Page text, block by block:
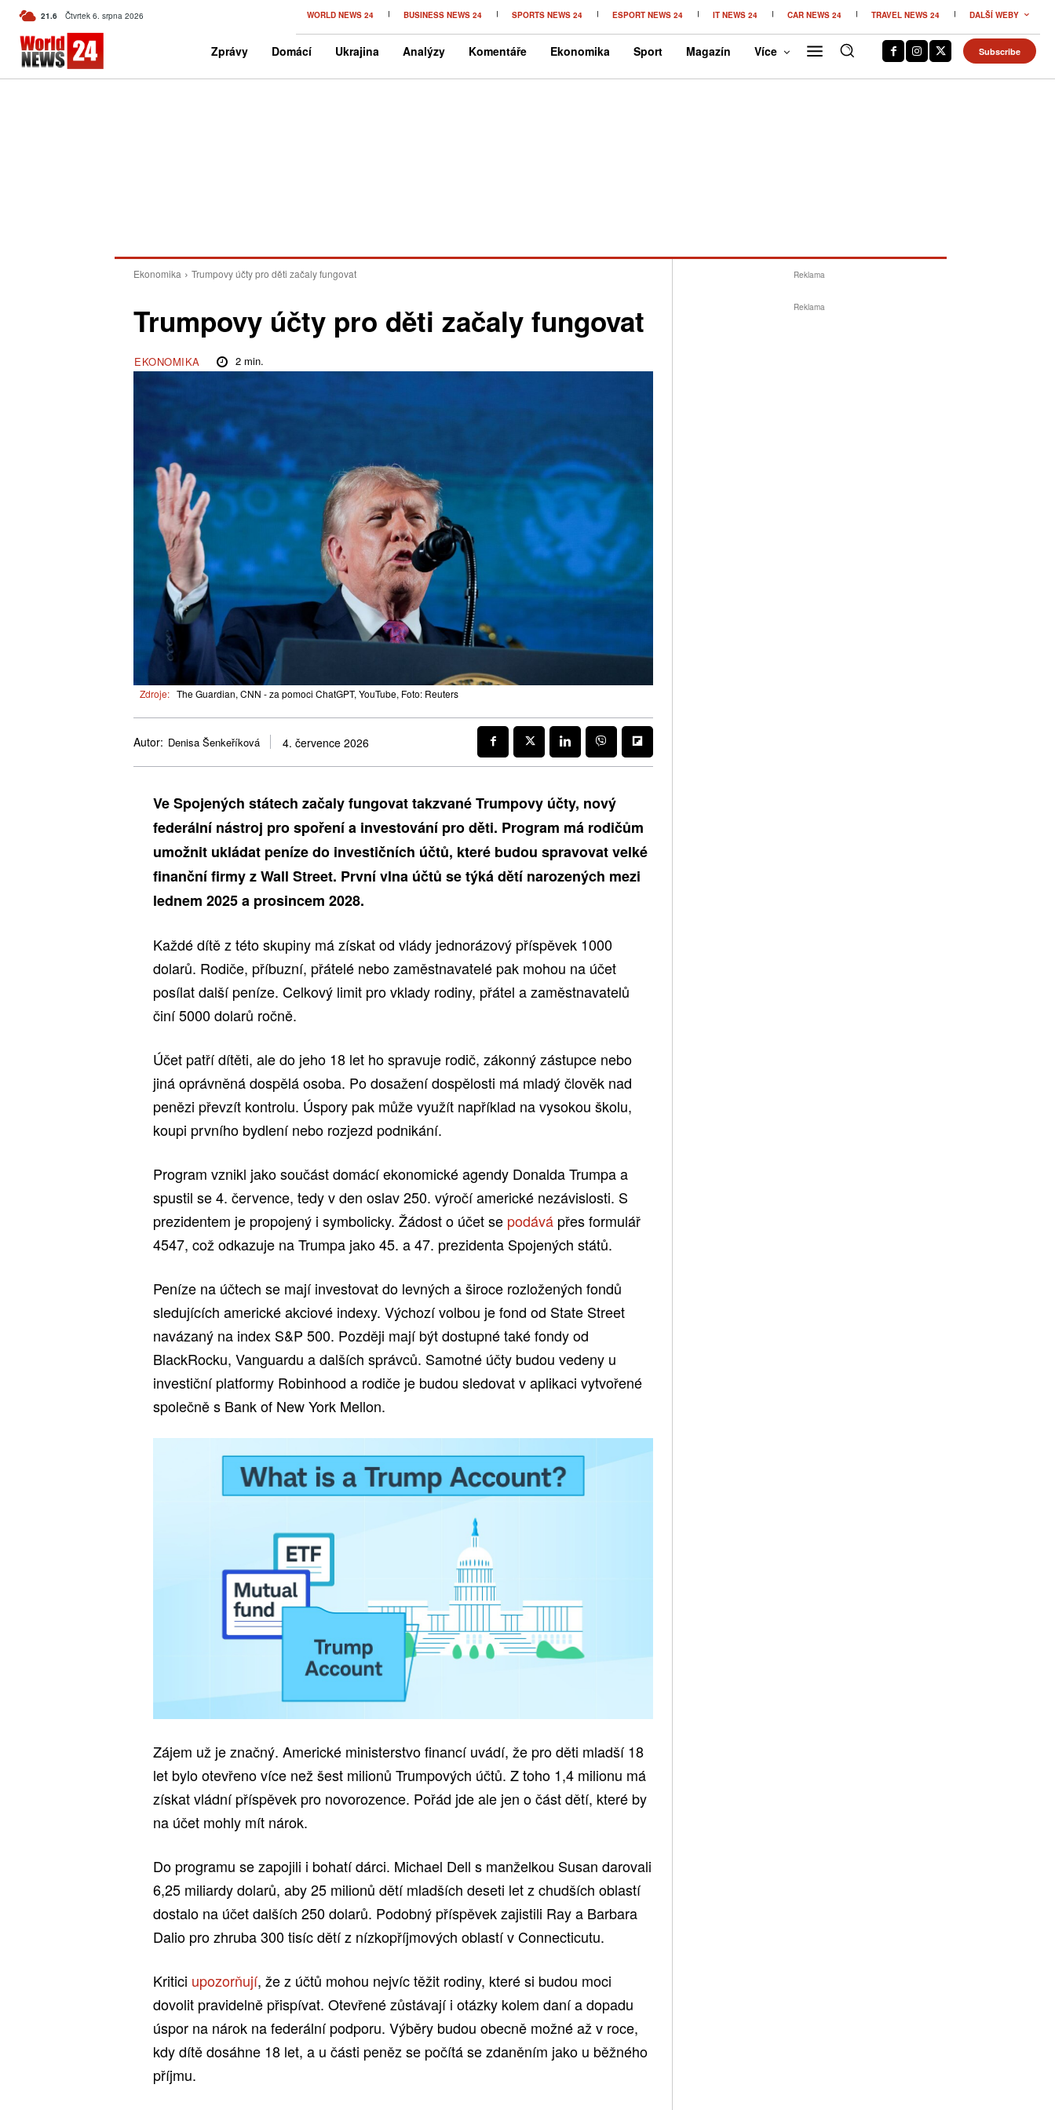
21.6 C Czech
Čtvrtek 6. srpna 2026 WORLD NEWS 24 BUSINESS NEWS 24 SPORTS NEWS 24 ESPORT NEWS 24 IT NEWS 24 CAR NEWS 24 TRAVEL NEWS 24 DALŠÍ WEBY
Zprávy Domácí Ukrajina Analýzy Komentáře Ekonomika Sport Magazín Více Subscribe
Ekonomika Trumpovy účty pro děti začaly fungovat
Trumpovy účty pro děti začaly fungovat
EKONOMIKA 2min.
Zdroje: The Guardian, CNN - za pomoci ChatGPT, YouTube, Foto: Reuters
Autor: Denisa Šenkeříková 4. července 2026
Ve Spojených státech začaly fungovat takzvané Trumpovy účty, nový
federální nástroj pro spoření a investování pro děti. Program má rodičům
umožnit ukládat peníze do investičních účtů, které budou spravovat velké
finanční firmy z Wall Street. První vlna účtů se týká dětí narozených mezi
lednem 2025 a prosincem 2028.
Každé dítě z této skupiny má získat od vlády jednorázový příspěvek 1000
dolarů. Rodiče, příbuzní, přátelé nebo zaměstnavatelé pak mohou na účet
posílat další peníze. Celkový limit pro vklady rodiny, přátel a zaměstnavatelů
činí 5000 dolarů ročně.
Účet patří dítěti, ale do jeho 18 let ho spravuje rodič, zákonný zástupce nebo
jiná oprávněná dospělá osoba. Po dosažení dospělosti má mladý člověk nad
penězi převzít kontrolu. Úspory pak může využít například na vysokou školu,
koupi prvního bydlení nebo rozjezd podnikání.
Program vznikl jako součást domácí ekonomické agendy Donalda Trumpa a
spustil se 4. července, tedy v den oslav 250. výročí americké nezávislosti. S
prezidentem je propojený i symbolicky. Žádost o účet se podává přes formulář
4547, což odkazuje na Trumpa jako 45. a 47. prezidenta Spojených států.
Peníze na účtech se mají investovat do levných a široce rozložených fondů
sledujících americké akciové indexy. Výchozí volbou je fond od State Street
navázaný na index S&P 500. Později mají být dostupné také fondy od
BlackRocku, Vanguardu a dalších správců. Samotné účty budou vedeny u
investiční platformy Robinhood a rodiče je budou sledovat v aplikaci vytvořené
společně s Bank of New York Mellon.
Zájem už je značný. Americké ministerstvo financí uvádí, že pro děti mladší 18
let bylo otevřeno více než šest milionů Trumpových účtů. Z toho 1,4 milionu má
získat vládní příspěvek pro novorozence. Pořád jde ale jen o část dětí, které by
na účet mohly mít nárok.
Do programu se zapojili i bohatí dárci. Michael Dell s manželkou Susan darovali
6,25 miliardy dolarů, aby 25 milionů dětí mladších deseti let z chudších oblastí
dostalo na účet dalších 250 dolarů. Podobný příspěvek zajistili Ray a Barbara
Dalio pro zhruba 300 tisíc dětí z nízkopříjmových oblastí v Connecticutu.
Kritici upozorňují, že z účtů mohou nejvíc těžit rodiny, které si budou moci
dovolit pravidelně přispívat. Otevřené zůstávají i otázky kolem daní a dopadu
úspor na nárok na federální podporu. Výběry budou obecně možné až v roce,
kdy dítě dosáhne 18 let, a u části peněz se počítá se zdaněním jako u běžného
příjmu.
Reklama
Reklama